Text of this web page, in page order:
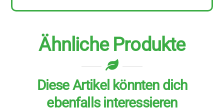
Ähnliche Produkte
Diese Artikel könnten dich
ebenfalls interessieren